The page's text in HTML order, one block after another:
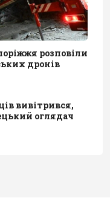
розповіли
дронів
вивітрився,
оглядач